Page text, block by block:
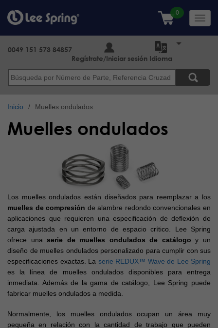
contenido
principal
Buscar
0049 151 573 84857
Regístrate/Iniciar sesiónIdioma
Inicio Muelles ondulados
Muelles ondulados
Los muelles ondulados están diseñados para reemplazar a los
muelles de compresión de alambre redondo convencionales en
aplicaciones que requieren una especificación de deflexión de
carga ajustada en un entorno de espacio crítico. Lee Spring
ofrece unaserie de muelles ondulados de catálogo y un
diseño de muelles ondulados personalizado para cumplir con sus
especificaciones exactas. La serie REDUX™ Wave de Lee Spring
es la línea de muelles ondulados disponibles para entrega
inmediata. Además de la gama de catálogo, Lee Spring puede
fabricar muelles ondulados a medida.
Normalmente, los muelles ondulados ocupan un área muy
pequeña en relación con la cantidad de trabajo que pueden